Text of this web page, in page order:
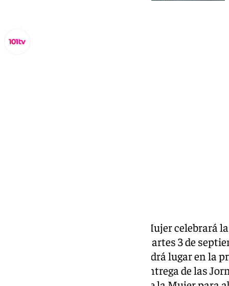
La Fundación Municipal de la Mujer celebrará
mujeres maduras’ el próximo martes 3 de
Mundial de la Salud Sexual. Tendrá lugar en la
horas y se trata de la segunda entrega de las